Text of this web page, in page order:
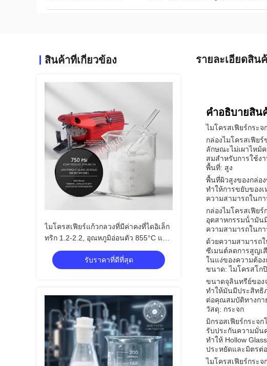
สินค้าที่เกี่ยวข้อง
ไมโครสเฟียร์แก้วกลวงที่มีค่าคงที่ไดอิเล็ก
ทริก 1.2-2.2, อุณหภูมิอ่อนตัว 855°C และ
ช่วงขนาด 10 ถึง 250 ไมครอนสำหรับ
สารเติมแต่งน้ำหนักเบา
รับราคาที่ดีที่สุด
รายละเอียดสิน
คําอธิบายสิน
ไมโครสเฟียร์กระจ
กล่องไมโครสเฟีย
ลักษณะไม่เผาไหม้
สมสําหรับการใช้ง
พื้นที่: สูง
พื้นที่ผิวสูงของกล่อ
ทําให้การขยับของ
ความสามารถในกา
กล่องไมโครสเฟีย
อุตสาหกรรมน้ํามัน
ความสามารถในก
ด้วยความสามารถ
ซีเมนต์ลดการสูญเ
ในแง่ของความต้อ
ขนาด: ไมโครสโก
ขนาดจุลินทรีย์ของ
ทําให้มันมีประสิทธิ
ต่อคุณสมบัติทางกา
วัสดุ: กระจก
มิกรอสเฟียร์กระจ
รับประกันความมั่น
ทําให้ Hollow
ประหยัดและมิตรต่
ไมโครสเฟียร์กระจ